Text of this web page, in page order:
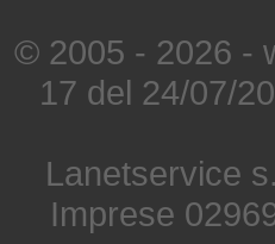
© 2005 - 2026 -
17 del 24/07/
Lanetservice
Imprese